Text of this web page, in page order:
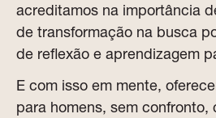
acreditamos na importância
de transformação na busca
de reflexão e aprendizagem
E com isso em mente,
para homens, sem confronto,